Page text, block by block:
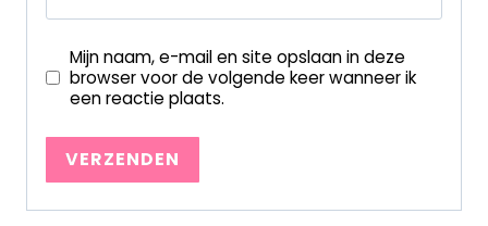
Mijn naam, e-mail en site opslaan in deze
browser voor de volgende keer wanneer ik
een reactie plaats.